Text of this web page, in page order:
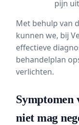
pijn
Met behulp van
kunnen we, bij
effectieve
behandelplan
verlichten.
Symptomen
niet mag